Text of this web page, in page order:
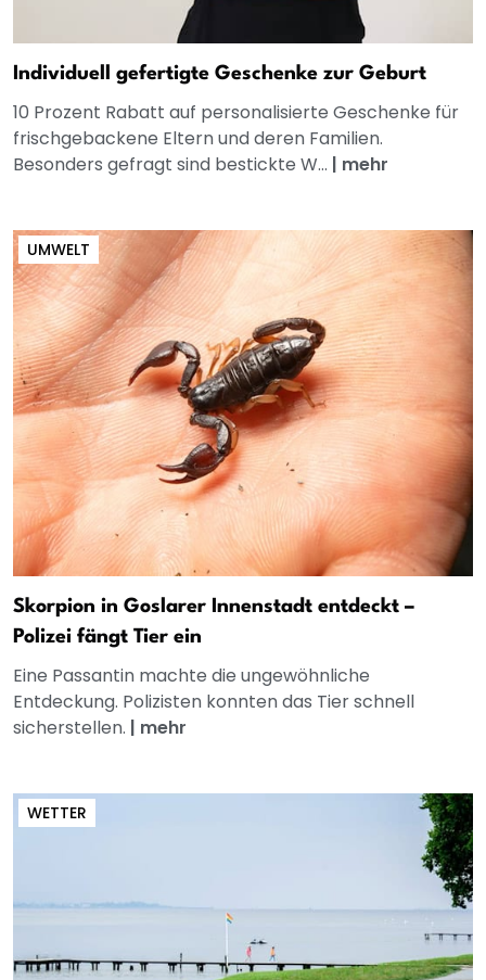
Individuell gefertigte Geschenke zur Geburt
10 Prozent Rabatt auf personalisierte Geschenke für
frischgebackene Eltern und deren Familien.
Besonders gefragt sind bestickte W... | mehr
UMWELT
Skorpion in Goslarer Innenstadt entdeckt –
Polizei fängt Tier ein
Eine Passantin machte die ungewöhnliche
Entdeckung. Polizisten konnten das Tier schnell
sicherstellen. | mehr
WETTER